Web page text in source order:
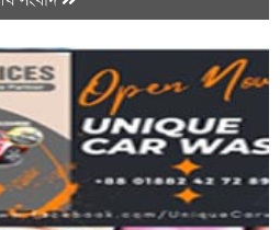
মৃ*ত্যু পরিবারের অ...
ঊর্ধ্বমুখী ডিম,...
চা শ্রমিকদের